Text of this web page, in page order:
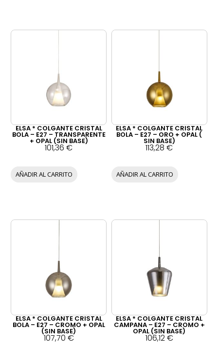
ELSA * COLGANTE CRISTAL
BOLA – E27 – TRANSPARENTE
+ OPAL (SIN BASE)
101,36€
AÑADIR AL CARRITO
ELSA * COLGANTE CRISTAL
BOLA – E27 – ORO + OPAL (
SIN BASE)
113,28€
AÑADIR AL CARRITO
ELSA * COLGANTE CRISTAL
BOLA – E27 – CROMO + OPAL
(SIN BASE)
107,70 €
ELSA * COLGANTE CRISTAL
CAMPANA – E27 – CROMO +
OPAL (SIN BASE)
106,12€